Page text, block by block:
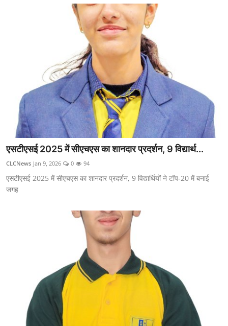
एसटीएसई 2025 में सीएचएस का शानदार प्रदर्शन, 9 विद्यार्थ...
CLCNews Jan 9, 2026 0 94
एसटीएसई 2025 में सीएचएस का शानदार प्रदर्शन, 9 विद्यार्थियों ने टॉप-20 में बनाई
जगह